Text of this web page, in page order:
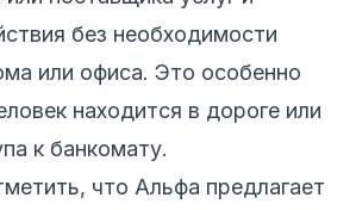
без необходимости
или офиса. Это особенно
находится в дороге или
к банкомату.
что Альфа предлагает